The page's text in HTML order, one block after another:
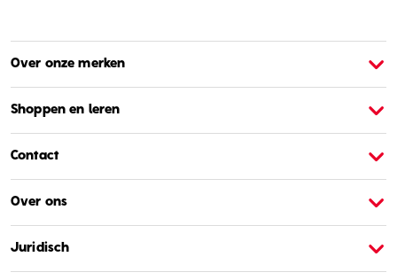
Over onze merken
Shoppen en leren
Contact
Over ons
Juridisch